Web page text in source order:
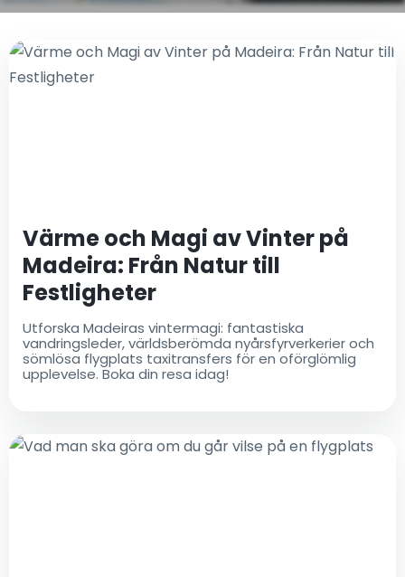
Värme och Magi av Vinter på
Madeira: Från Natur till
Festligheter
Utforska Madeiras vintermagi: fantastiska
vandringsleder, världsberömda nyårsfyrverkerier och
sömlösa flygplats taxitransfers för en oförglömlig
upplevelse. Boka din resa idag!